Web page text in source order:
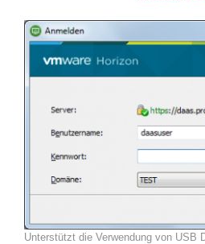
Unterstützt die Verwendung von USB